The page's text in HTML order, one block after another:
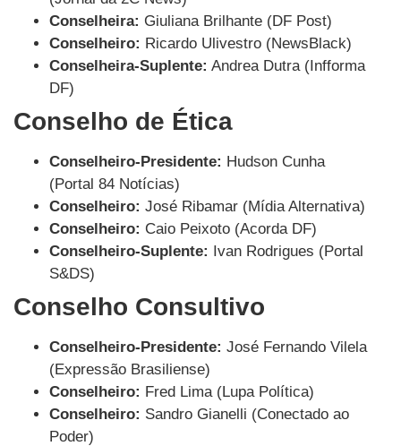
Conselheira: Giuliana Brilhante (DF Post)
Conselheiro: Ricardo Ulivestro (NewsBlack)
Conselheira-Suplente: Andrea Dutra (Infforma
DF)
Conselho de Ética
Conselheiro-Presidente: Hudson Cunha
(Portal 84 Notícias)
Conselheiro: José Ribamar (Mídia Alternativa)
Conselheiro: Caio Peixoto (Acorda DF)
Conselheiro-Suplente: Ivan Rodrigues (Portal
S&DS)
Conselho Consultivo
Conselheiro-Presidente: José Fernando Vilela
(Expressão Brasiliense)
Conselheiro: Fred Lima (Lupa Política)
Conselheiro: Sandro Gianelli (Conectado ao
Poder)